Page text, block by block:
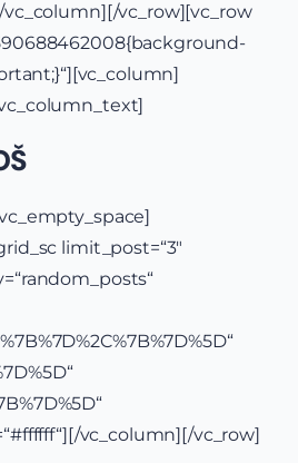
vc_row][vc_row
limit_post=“3″
vc_column][/vc_row]